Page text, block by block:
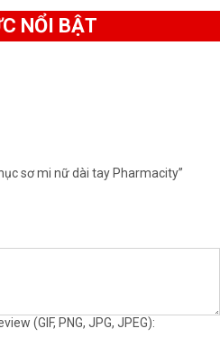
NỔI BẬT
sơ mi nữ dài tay Pharmacity”
(GIF, PNG, JPG, JPEG):